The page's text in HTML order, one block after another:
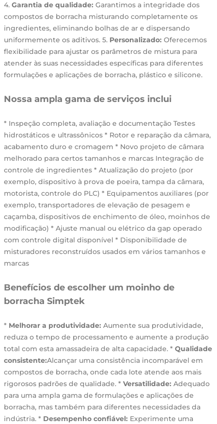
4. Garantia de qualidade: Garantimos a integridade dos
compostos de borracha misturando completamente os
ingredientes, eliminando bolhas de ar e dispersando
uniformemente os aditivos. 5. Personalizado: Oferecemos
flexibilidade para ajustar os parâmetros de mistura para
atender às suas necessidades específicas para diferentes
formulações e aplicações de borracha, plástico e silicone.
Nossa ampla gama de serviços inclui
* Inspeção completa, avaliação e documentação Testes
hidrostáticos e ultrassônicos * Rotor e reparação da câmara,
acabamento duro e cromagem * Novo projeto de câmara
melhorado para certos tamanhos e marcas Integração de
controle de ingredientes * Atualização do projeto (por
exemplo, dispositivo à prova de poeira, tampa da câmara,
motorista, controle do PLC) * Equipamentos auxiliares (por
exemplo, transportadores de elevação de pesagem e
caçamba, dispositivos de enchimento de óleo, moinhos de
modificação) * Ajuste manual ou elétrico da gap operado
com controle digital disponível * Disponibilidade de
misturadores reconstruídos usados em vários tamanhos e
marcas
Benefícios de escolher um moinho de
borracha Simptek
* Melhorar a produtividade: Aumente sua produtividade,
reduza o tempo de processamento e aumente a produção
total com esta amassadeira de alta capacidade. * Qualidade
consistente:Alcançar uma consistência incomparável em
compostos de borracha, onde cada lote atende aos mais
rigorosos padrões de qualidade. * Versatilidade: Adequado
para uma ampla gama de formulações e aplicações de
borracha, mas também para diferentes necessidades da
indústria. * Desempenho confiável: Experimente uma